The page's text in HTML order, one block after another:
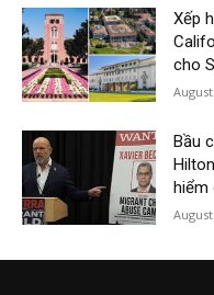
Xếp
cho
Bầu
hiểm